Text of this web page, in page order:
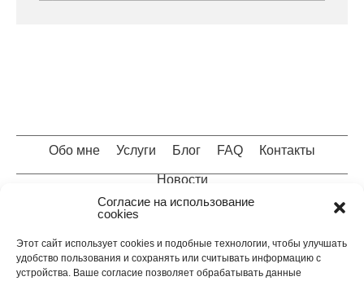
Согласие на использование
cookies
Этот сайт использует cookies и подобные технологии, чтобы улучшать
удобство пользования и сохранять или считывать информацию с
устройства. Ваше согласие позволяет обрабатывать данные
Обо мне Услуги Блог FAQ Контакты
Новости
Карта сайта Cookie-политика (EU)